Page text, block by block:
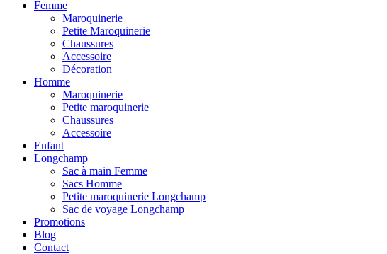
Femme
Maroquinerie
Petite Maroquinerie
Chaussures
Accessoire
Décoration
Homme
Maroquinerie
Petite maroquinerie
Chaussures
Accessoire
Enfant
Longchamp
Sac à main Femme
Sacs Homme
Petite maroquinerie Longchamp
Sac de voyage Longchamp
Promotions
Blog
Contact